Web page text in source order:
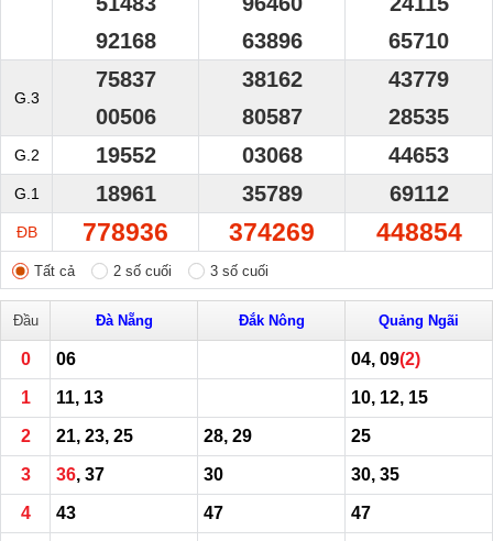
92168
63896
65710
G.3
75837
00506
38162
80587
43779
28535
G.2 19552 03068 44653
G.1 18961 35789 69112
ĐB 778936 374269 448854
Tất cả 2 số cuối 3 số cuối
Đầu Đà Nẵng Đắk Nông Quảng Ngãi
0 06 04, 09(2)
1 11, 13 10, 12, 15
2 21, 23, 25 28, 29 25
3 36, 37 30 30, 35
4 43 47 47